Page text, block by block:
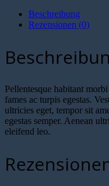
Beschreibung
Rezensionen (0)
Pellentesque habitant
fames ac turpis egestas.
ultricies eget, tempor sit
egestas semper. Aenean
eleifend leo.